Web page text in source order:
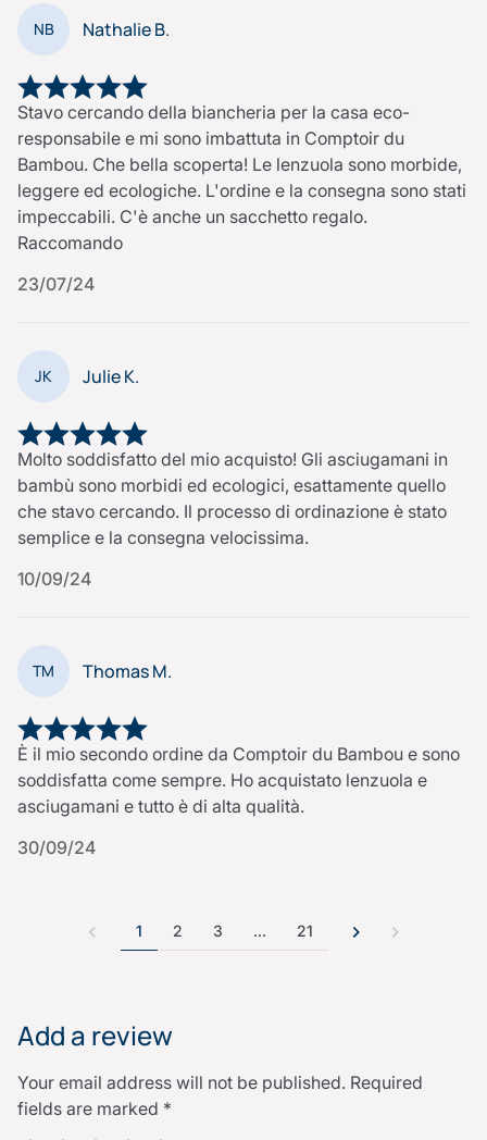
NB Nathalie B.
Stavo cercando della biancheria per la casa eco-
responsabile e mi sono imbattuta in Comptoir du
Bambou. Che bella scoperta! Le lenzuola sono morbide,
leggere ed ecologiche. L'ordine e la consegna sono stati
impeccabili. C'è anche un sacchetto regalo.
Raccomando
23/07/24
JK Julie K.
Molto soddisfatto del mio acquisto! Gli asciugamani in
bambù sono morbidi ed ecologici, esattamente quello
che stavo cercando. Il processo di ordinazione è stato
semplice e la consegna velocissima.
10/09/24
TM Thomas M.
È il mio secondo ordine da Comptoir du Bambou e sono
soddisfatta come sempre. Ho acquistato lenzuola e
asciugamani e tutto è di alta qualità.
30/09/24
1 2 3 … 21
Add a review
Your email address will not be published. Required
fields are marked *